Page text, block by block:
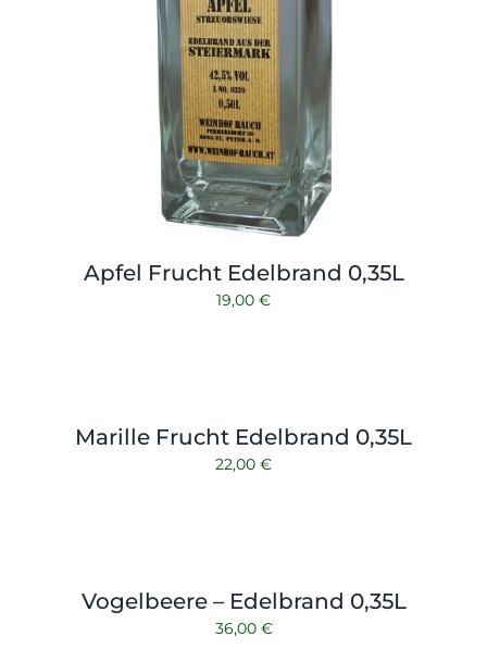
Apfel Frucht Edelbrand 0,35L
19,00 €
Marille Frucht Edelbrand 0,35L
22,00 €
Vogelbeere – Edelbrand 0,35L
36,00 €